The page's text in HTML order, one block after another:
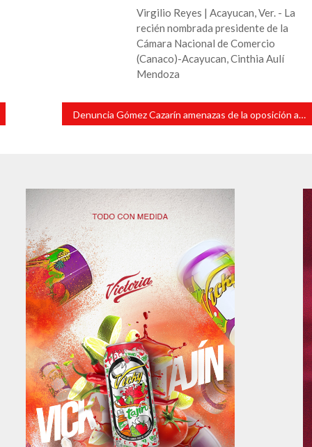
Virgilio Reyes | Acayucan, Ver. - La
recién nombrada presidente de la
Cámara Nacional de Comercio
(Canaco)-Acayucan, Cinthia Aulí
Mendoza
Denuncia Gómez Cazarín amenazas de la oposición a munícipes